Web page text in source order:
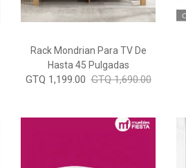
Rack Mondrian Para TV De
Hasta 45 Pulgadas
GTQ 1,199.00 GTQ 1,690.00